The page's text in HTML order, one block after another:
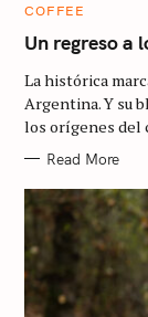
C
T
E
O
R
I
E
COFFEE
Un regreso a
La histórica
Argentina. Y su
los orígenes del
Read More
e